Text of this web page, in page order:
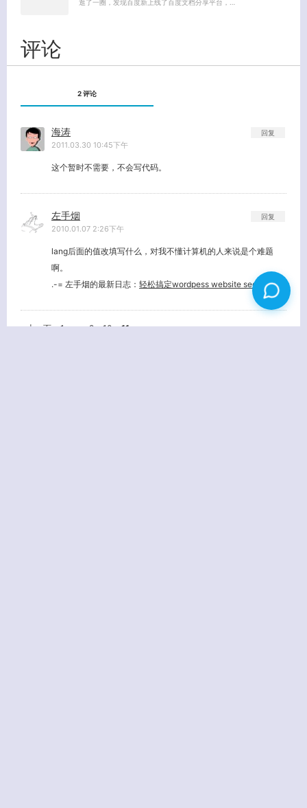
逛了一圈，发现百度新上线了百度文档分享平台，…
评论
2 评论
海涛
2011.03.30 10:45下午
这个暂时不需要，不会写代码。
回复
左手烟
2010.01.07 2:26下午
lang后面的值改填写什么，对我不懂计算机的人来说是个难题
啊。
.-= 左手烟的最新日志： 轻松搞定wordpess website seo =-.
回复
« 上一页 1 … 9 10 11